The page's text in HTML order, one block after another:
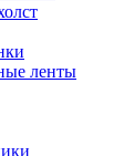
ленты